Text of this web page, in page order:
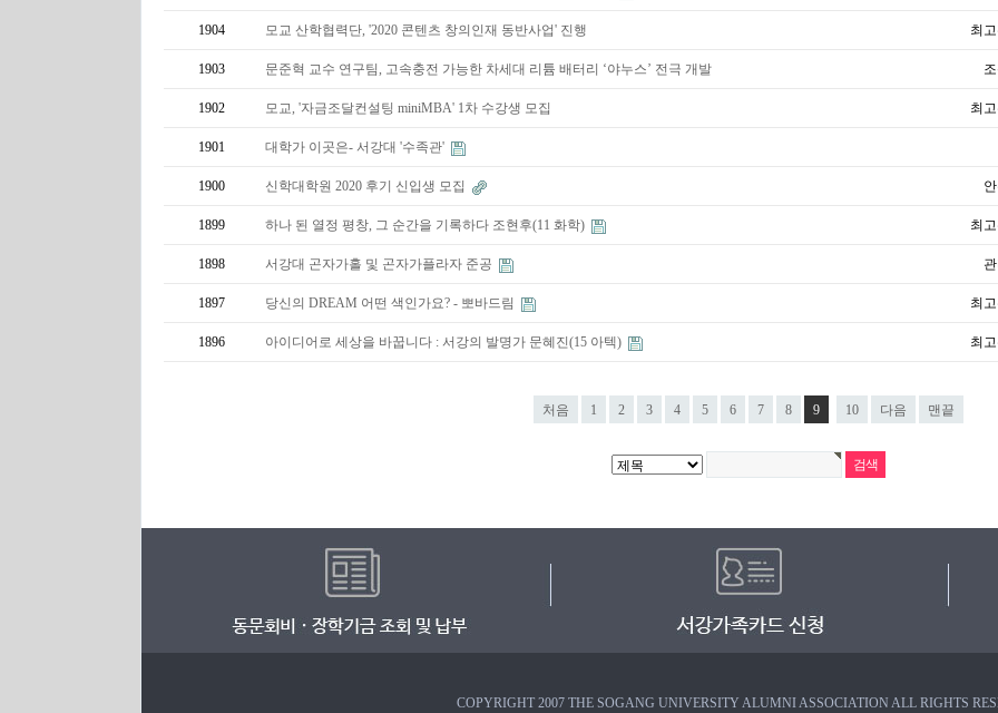
1904 모교 산학협력단, '2020 콘텐츠 창의인재 동반사업' 진행 최
1903 문준혁 교수 연구팀, 고속충전 가능한 차세대 리튬 배터리 ‘야누스’ 전극 개발
1902 모교, '자금조달컨설팅 miniMBA' 1차 수강생 모집 최
1901 대학가 이곳은- 서강대 '수족관'
1900 신학대학원 2020 후기 신입생 모집
1899 하나 된 열정 평창, 그 순간을 기록하다 조현후(11 화학) 최
1898 서강대 곤자가홀 및 곤자가플라자 준공
1897 당신의 DREAM 어떤 색인가요? - 뽀바드림 최
1896 아이디어로 세상을 바꿉니다 : 서강의 발명가 문혜진(15 아텍) 최
처음 1 2 3 4 5 6 7 8 9 10 다음 맨끝
COPYRIGHT 2007 THE SOGANG UNIVERSITY ALUMNI ASSOCIATION ALL RIGHTS